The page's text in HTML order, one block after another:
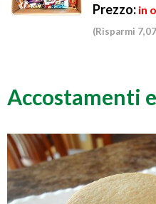
Prezzo: in
(Risparmi
Accostamenti